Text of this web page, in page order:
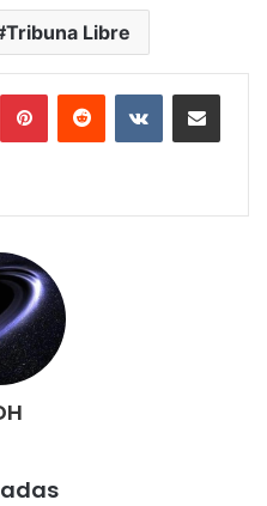
Tribuna Libre
PinterestReddit VKontakteCompartir por